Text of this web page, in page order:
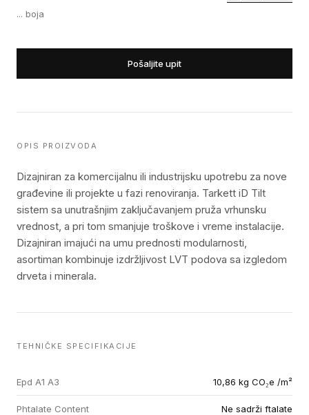
... boja
Pošaljite upit
OPIS PROIZVODA
Dizajniran za komercijalnu ili industrijsku upotrebu za nove
građevine ili projekte u fazi renoviranja. Tarkett iD Tilt
sistem sa unutrašnjim zaključavanjem pruža vrhunsku
vrednost, a pri tom smanjuje troškove i vreme instalacije.
Dizajniran imajući na umu prednosti modularnosti,
asortiman kombinuje izdržljivost LVT podova sa izgledom
drveta i minerala.
TEHNIČKE SPECIFIKACIJE
Epd A1 A3 10,86 kg CO₂e /m²
Phtalate Content Ne sadrži ftalate